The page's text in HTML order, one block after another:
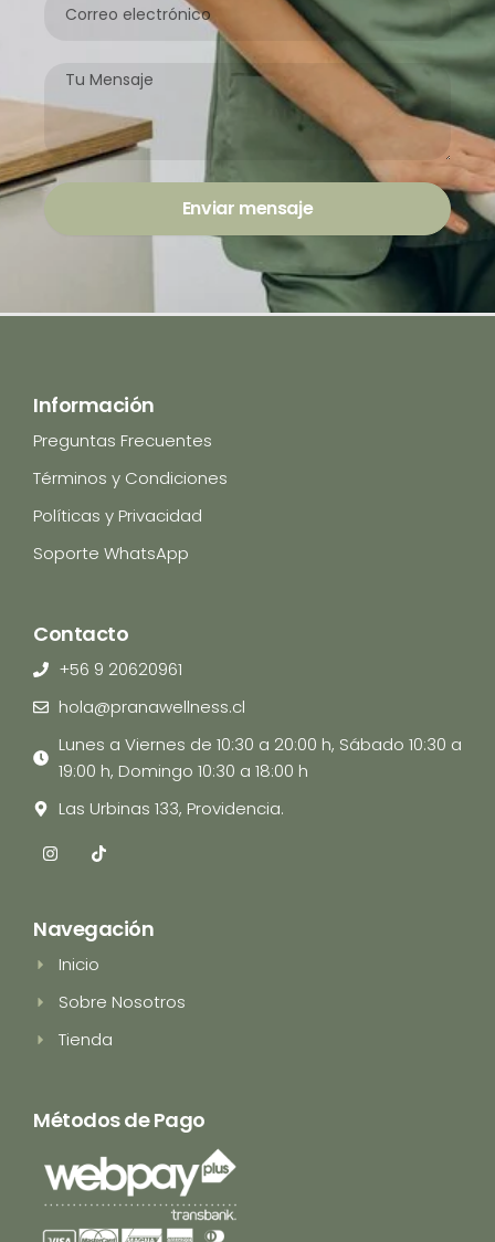
electrónico
Mensaje
Enviar mensaje
Información
Preguntas Frecuentes
Términos y Condiciones
Políticas y Privacidad
Soporte WhatsApp
Contacto
+56 9 20620961
hola@pranawellness.cl
Lunes a Viernes de 10:30 a 20:00 h, Sábado 10:30 a
19:00 h, Domingo 10:30 a 18:00 h
Las Urbinas 133, Providencia.
I
n
g
T
i
k
Navegación
Inicio
Sobre Nosotros
Tienda
Métodos de Pago